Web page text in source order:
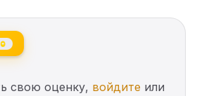
0
свою оценку, войдите или